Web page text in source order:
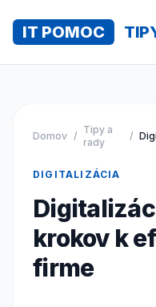
IT POMOC
Domov /
Tipy a
rady
/
DIGITALIZÁCIA
krokov k
firme